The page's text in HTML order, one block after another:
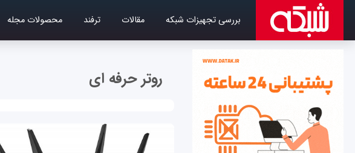
بررسی تجهیزات شبکه مقالات ترفند محصولات مجله
روتر حرفه ای